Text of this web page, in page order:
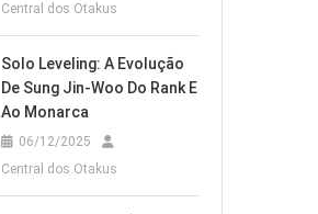
Central dos Otakus
Solo Leveling: A Evolução
De Sung Jin-Woo Do Rank E
Ao Monarca
06/12/2025
Central dos Otakus